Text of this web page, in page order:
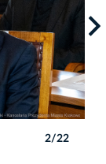
2/22